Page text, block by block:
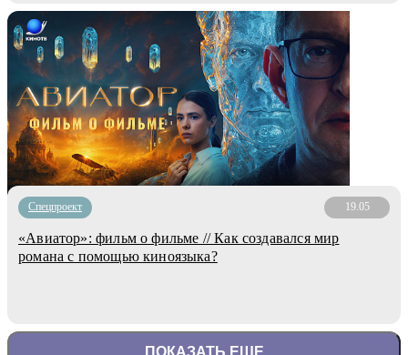
Спецпроект 19.05
«Авиатор»: фильм о фильме // Как создавался мир
романа с помощью киноязыка?